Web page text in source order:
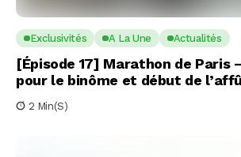
Exclusivités A La Une Actualités
[Épisode 17] Marathon de Paris
pour le binôme et début de
2 Min(s)